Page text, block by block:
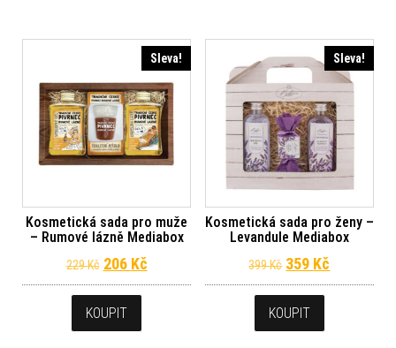
Sleva!
Kosmetická sada pro muže
– Rumové lázně Mediabox
229Kč Původní cena byla: 229 Kč.
206 KčAktuální cena je: 206 Kč.
KOUPIT
Sleva!
Kosmetická sada pro ženy –
Levandule Mediabox
399Kč Původní cena
359 Kč
KOUPIT